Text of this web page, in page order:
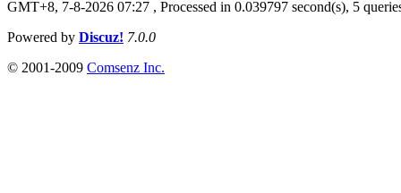
GMT+8, 7-8-2026 07:27 , Processed in 0.039797 second(s), 5
Powered by Discuz! 7.0.0
© 2001-2009 Comsenz Inc.